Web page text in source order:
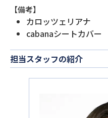
【備考】
カロッツェリアナ
cabanaシートカバー
担当スタッフの紹介